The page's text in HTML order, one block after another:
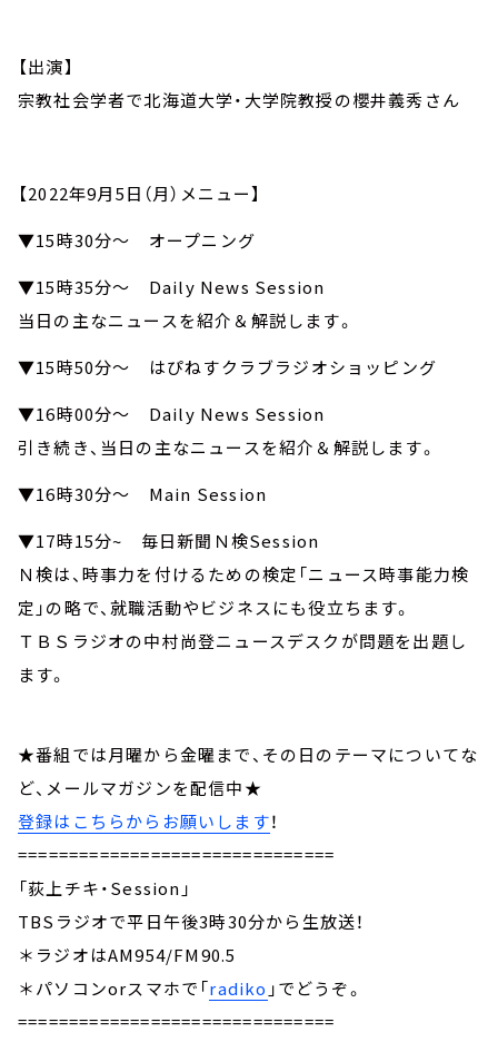
【出演】
宗教社会学者で北海道大学・大学院教授の櫻井義秀さん
【2022年9月5日（月）メニュー】
▼15時30分～ オープニング
▼15時35分～ Daily News Session
当日の主なニュースを紹介＆解説します。
▼15時50分～ はぴねすクラブラジオショッピング
▼16時00分～ Daily News Session
引き続き、当日の主なニュースを紹介＆解説します。
▼16時30分～ Main Session
▼17時15分~ 毎日新聞Ｎ検Session
Ｎ検は、時事力を付けるための検定「ニュース時事能力検
定」の略で、就職活動やビジネスにも役立ちます。
ＴＢＳラジオの中村尚登ニュースデスクが問題を出題し
ます。
★番組では月曜から金曜まで、その日のテーマについてな
ど、メールマガジンを配信中★
登録はこちらからお願いします！
===============================
「荻上チキ・Session」
TBSラジオで平日午後3時30分から生放送！
＊ラジオはAM954/FM90.5
＊パソコンorスマホで「radiko 」でどうぞ。
===============================